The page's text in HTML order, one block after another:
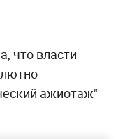
что власти
ажиотаж"